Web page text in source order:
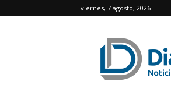
viernes, 7 agosto, 2026